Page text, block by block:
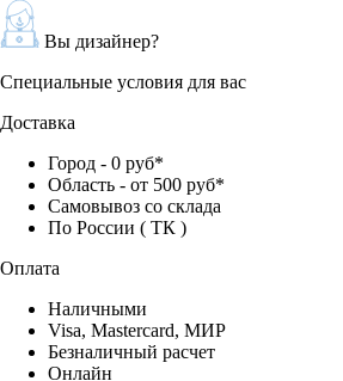
Вы дизайнер?
Специальные условия для вас
Доставка
Город - 0 руб*
Область - от 500 руб*
Самовывоз со склада
По России ( ТК )
Оплата
Наличными
Visa, Mastercard, МИР
Безналичный расчет
Онлайн